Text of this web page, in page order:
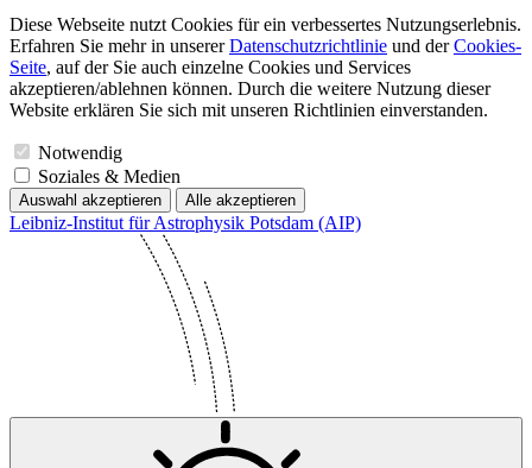
Diese Webseite nutzt Cookies für ein verbessertes Nutzungserlebnis.
Erfahren Sie mehr in unsererDatenschutzrichtlinie und derCookies-
Seite, auf der Sie auch einzelne Cookies und Services
akzeptieren/ablehnen können. Durch die weitere Nutzung dieser
Website erklären Sie sich mit unseren Richtlinien einverstanden.
Notwendig
Soziales & Medien
Auswahl akzeptieren Alle akzeptieren
Leibniz-Institut für Astrophysik Potsdam (AIP)